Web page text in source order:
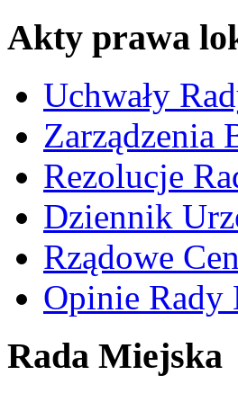
Akty prawa
Uchwały
Zarządzenia
Rezolucje
Dziennik
Rządowe
Opinie Rady
Rada Miejska